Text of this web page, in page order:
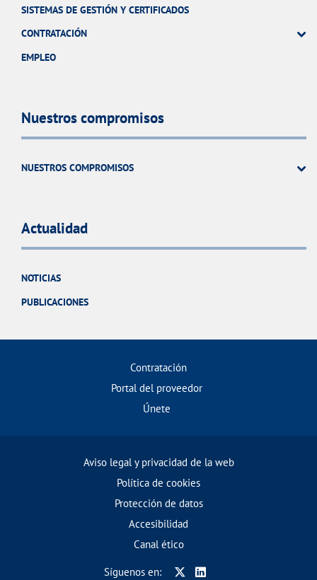
SISTEMAS DE GESTIÓN Y CERTIFICADOS
CONTRATACIÓN
EMPLEO
Nuestros compromisos
NUESTROS COMPROMISOS
Actualidad
NOTICIAS
PUBLICACIONES
Contratación
Portal del proveedor
Únete
Aviso legal y privacidad de la web
Política de cookies
Protección de datos
Accesibilidad
Canal ético
Síguenos en: